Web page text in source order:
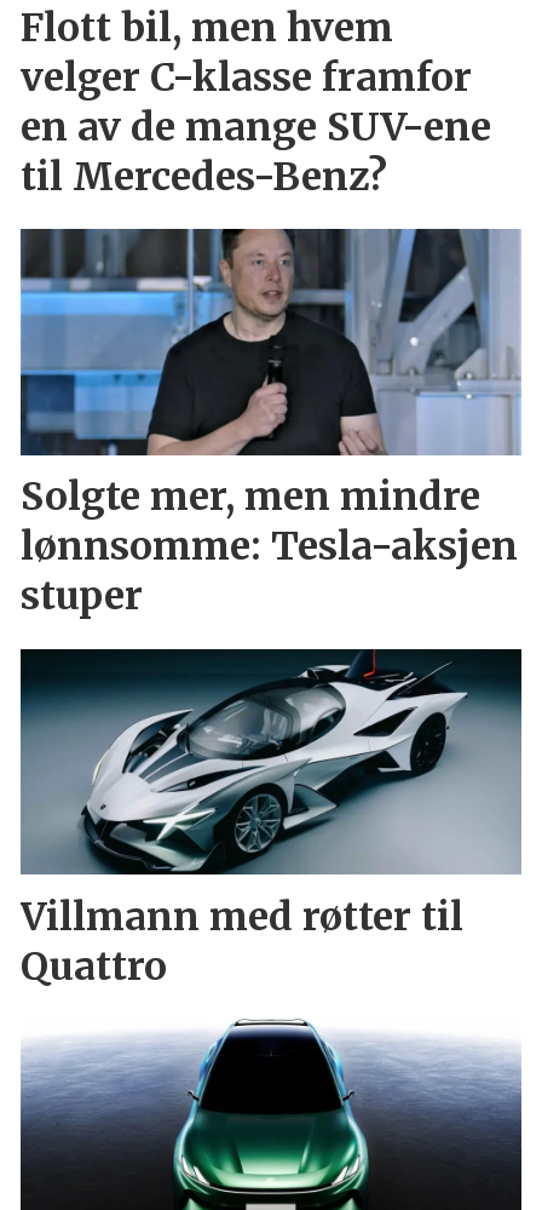
Flott bil, men hvem
velger C-klasse framfor
en av de mange SUV-ene
til Mercedes-Benz?
Solgte mer, men mindre
lønnsomme: Tesla-aksjen
stuper
Villmann med røtter til
Quattro